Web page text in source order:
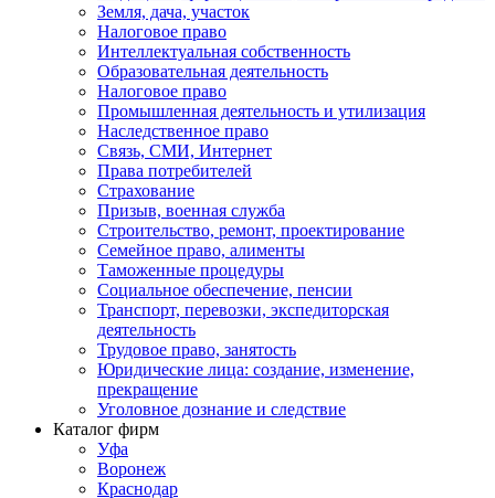
Земля, дача, участок
Налоговое право
Интеллектуальная собственность
Образовательная деятельность
Налоговое право
Промышленная деятельность и утилизация
Наследственное право
Связь, СМИ, Интернет
Права потребителей
Страхование
Призыв, военная служба
Строительство, ремонт, проектирование
Семейное право, алименты
Таможенные процедуры
Социальное обеспечение, пенсии
Транспорт, перевозки, экспедиторская
деятельность
Трудовое право, занятость
Юридические лица: создание, изменение,
прекращение
Уголовное дознание и следствие
Каталог фирм
Уфа
Воронеж
Краснодар